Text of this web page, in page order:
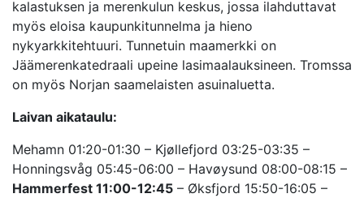
kalastuksen ja merenkulun keskus, jossa ilahduttavat
myös eloisa kaupunkitunnelma ja hieno
nykyarkkitehtuuri. Tunnetuin maamerkki on
Jäämerenkatedraali upeine lasimaalauksineen. Tromssa
on myös Norjan saamelaisten asuinaluetta.
Laivan aikataulu:
Mehamn 01:20-01:30 – Kjøllefjord 03:25-03:35 –
Honningsvåg 05:45-06:00 – Havøysund 08:00-08:15 –
Hammerfest 11:00-12:45 – Øksfjord 15:50-16:05 –